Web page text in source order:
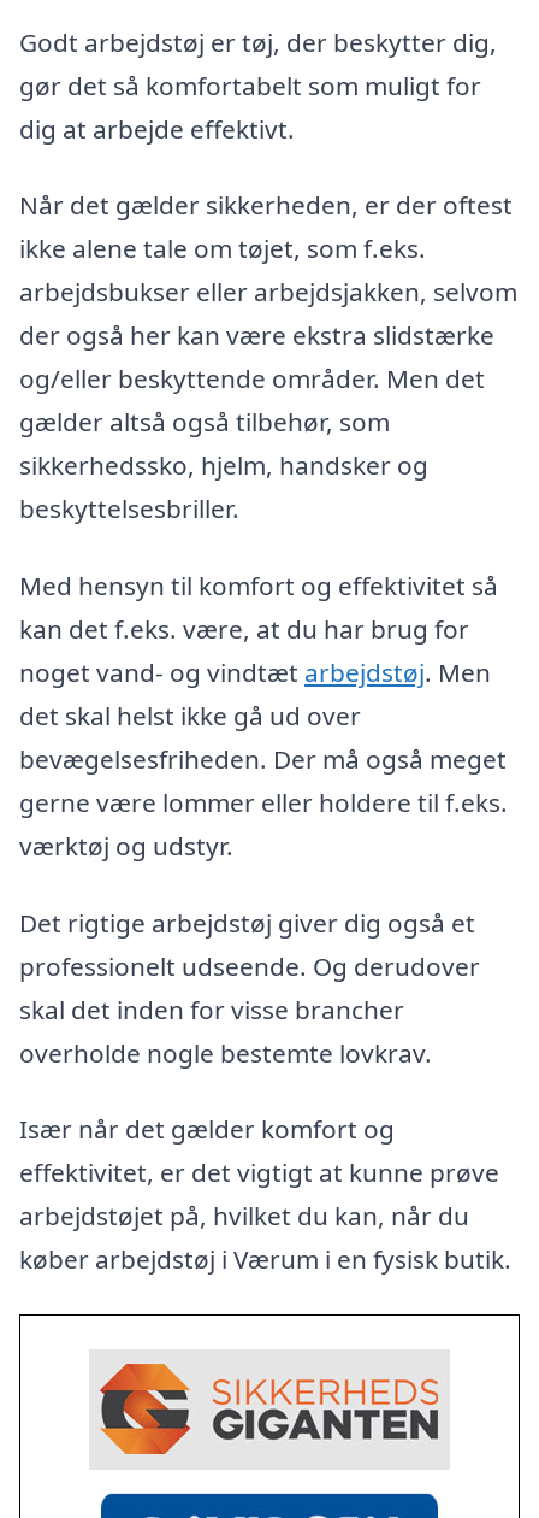
Godt arbejdstøj er tøj, der beskytter dig,
gør det så komfortabelt som muligt for
dig at arbejde effektivt.
Når det gælder sikkerheden, er der oftest
ikke alene tale om tøjet, som f.eks.
arbejdsbukser eller arbejdsjakken, selvom
der også her kan være ekstra slidstærke
og/eller beskyttende områder. Men det
gælder altså også tilbehør, som
sikkerhedssko, hjelm, handsker og
beskyttelsesbriller.
Med hensyn til komfort og effektivitet så
kan det f.eks. være, at du har brug for
noget vand- og vindtæt arbejdstøj. Men
det skal helst ikke gå ud over
bevægelsesfriheden. Der må også meget
gerne være lommer eller holdere til f.eks.
værktøj og udstyr.
Det rigtige arbejdstøj giver dig også et
professionelt udseende. Og derudover
skal det inden for visse brancher
overholde nogle bestemte lovkrav.
Især når det gælder komfort og
effektivitet, er det vigtigt at kunne prøve
arbejdstøjet på, hvilket du kan, når du
køber arbejdstøj i Værum i en fysisk butik.